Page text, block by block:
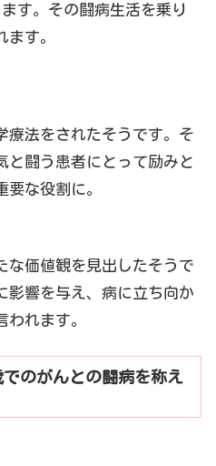
す。その闘病生活を乗り
す。
療法をされたそうです。そ
と闘う患者にとって励みと
な役割に。
な価値観を見出したそうで
影響を与え、病に立ち向か
われます。
のがんとの闘病を称え